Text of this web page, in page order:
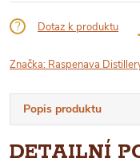
Dotaz k produktu
Značka: Raspenava
Popis produktu
DETAILNÍ